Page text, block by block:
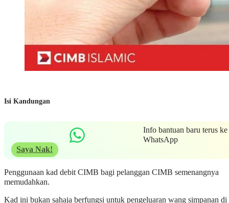
Isi Kandungan
Info bantuan baru terus ke
WhatsApp
Saya Nak!
Penggunaan kad debit CIMB bagi pelanggan CIMB semenangnya
memudahkan.
Kad ini bukan sahaja berfungsi untuk pengeluaran wang simpanan di